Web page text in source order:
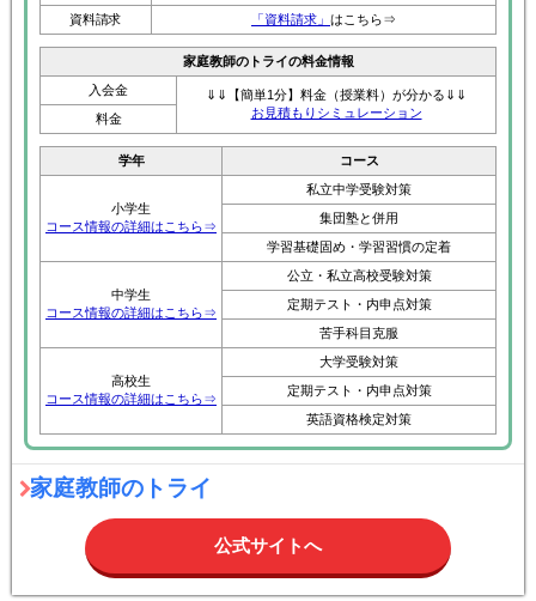
資料請求
「資料請求」 はこちら⇒
家庭教師のトライの料金情報
入会金
⇓⇓【簡単1分】料金（授業料）が分かる⇓⇓
お見積もりシミュレーション
料金
学年 コース
小学生
コース情報の詳細はこちら⇒
私立中学受験対策
集団塾と併用
学習基礎固め・学習習慣の定着
中学生
コース情報の詳細はこちら⇒
公立・私立高校受験対策
定期テスト・内申点対策
苦手科目克服
高校生
コース情報の詳細はこちら⇒
大学受験対策
定期テスト・内申点対策
英語資格検定対策
家庭教師のトライ
公式サイトへ